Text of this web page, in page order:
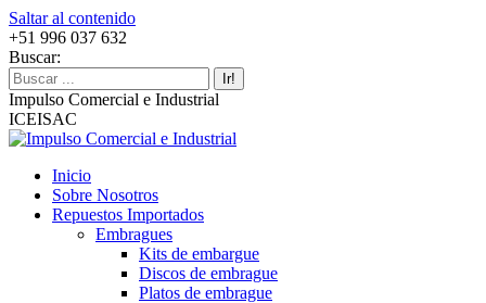
Saltar al contenido
+51 996 037 632
Buscar:
Impulso Comercial e Industrial
ICEISAC
Inicio
Sobre Nosotros
Repuestos Importados
Embragues
Kits de embargue
Discos de embrague
Platos de embrague